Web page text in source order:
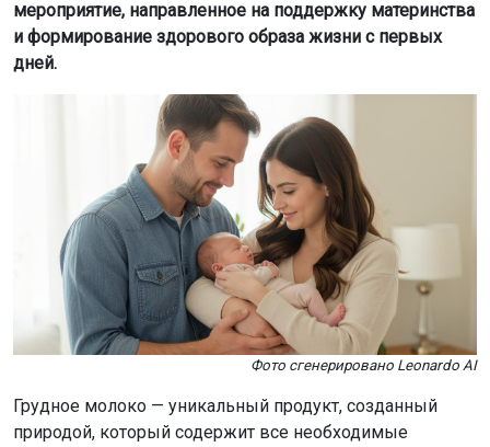
мероприятие, направленное на поддержку материнства
и формирование здорового образа жизни с первых
дней.
Фото сгенерировано Leonardo AI
Грудное молоко — уникальный продукт, созданный
природой, который содержит все необходимые